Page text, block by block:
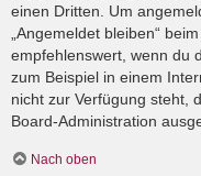
einen Dritten. Um
„Angemeldet bleiben“
empfehlenswert, wenn du
zum Beispiel in einem
nicht zur Verfügung steht,
Board-Administration
Nach oben